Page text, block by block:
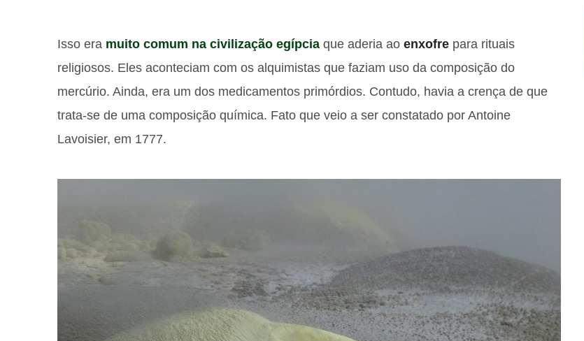
Isso era muito comum na civilização egípcia que aderia ao enxofre para rituais
religiosos. Eles aconteciam com os alquimistas que faziam uso da composição do
mercúrio. Ainda, era um dos medicamentos primórdios. Contudo, havia a crença de que
trata-se de uma composição química. Fato que veio a ser constatado por Antoine
Lavoisier, em 1777.